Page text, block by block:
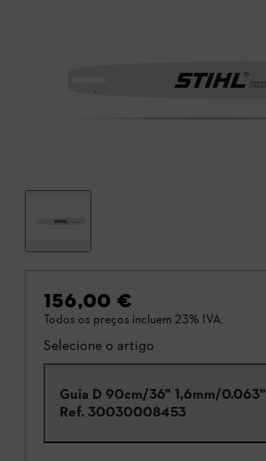
156,00 €
Todos os preços incluem 23% IVA.
Selecione o artigo
Guia D 90cm/36" 1,6mm/0.063"
Ref. 30030008453